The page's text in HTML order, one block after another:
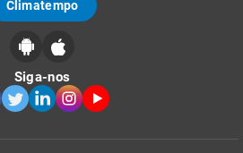
Climatempo
Siga-nos